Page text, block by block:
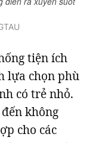
tiện ích
lựa chọn phù
có trẻ nhỏ.
không
cho các